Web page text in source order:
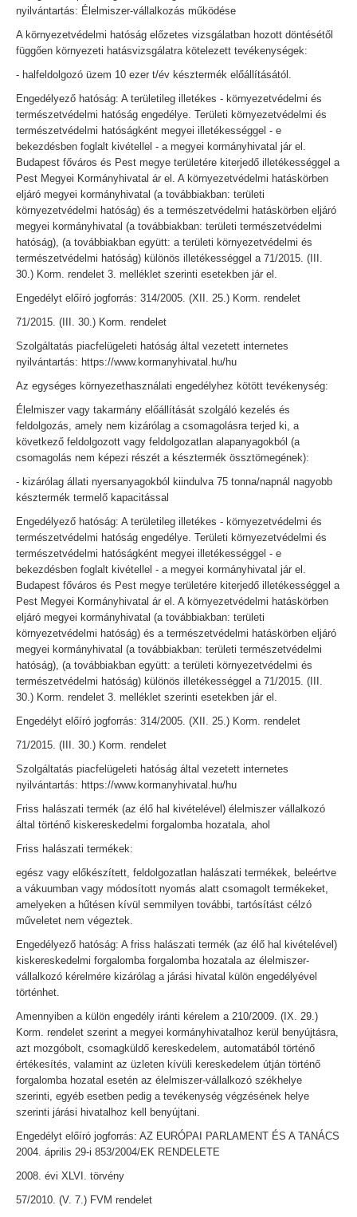
nyilvántartás: Élelmiszer-vállalkozás működése
A környezetvédelmi hatóság előzetes vizsgálatban hozott döntésétől
függően környezeti hatásvizsgálatra kötelezett tevékenységek:
- halfeldolgozó üzem 10 ezer t/év késztermék előállításától.
Engedélyező hatóság: A területileg illetékes - környezetvédelmi és
természetvédelmi hatóság engedélye. Területi környezetvédelmi és
természetvédelmi hatóságként megyei illetékességgel - e
bekezdésben foglalt kivétellel - a megyei kormányhivatal jár el.
Budapest főváros és Pest megye területére kiterjedő illetékességgel a
Pest Megyei Kormányhivatal ár el. A környezetvédelmi hatáskörben
eljáró megyei kormányhivatal (a továbbiakban: területi
környezetvédelmi hatóság) és a természetvédelmi hatáskörben eljáró
megyei kormányhivatal (a továbbiakban: területi természetvédelmi
hatóság), (a továbbiakban együtt: a területi környezetvédelmi és
természetvédelmi hatóság) különös illetékességgel a 71/2015. (III.
30.) Korm. rendelet 3. melléklet szerinti esetekben jár el.
Engedélyt előíró jogforrás: 314/2005. (XII. 25.) Korm. rendelet
71/2015. (III. 30.) Korm. rendelet
Szolgáltatás piacfelügeleti hatóság által vezetett internetes
nyilvántartás: https://www.kormanyhivatal.hu/hu
Az egységes környezethasználati engedélyhez kötött tevékenység:
Élelmiszer vagy takarmány előállítását szolgáló kezelés és
feldolgozás, amely nem kizárólag a csomagolásra terjed ki, a
következő feldolgozott vagy feldolgozatlan alapanyagokból (a
csomagolás nem képezi részét a késztermék össztömegének):
- kizárólag állati nyersanyagokból kiindulva 75 tonna/napnál nagyobb
késztermék termelő kapacitással
Engedélyező hatóság: A területileg illetékes - környezetvédelmi és
természetvédelmi hatóság engedélye. Területi környezetvédelmi és
természetvédelmi hatóságként megyei illetékességgel - e
bekezdésben foglalt kivétellel - a megyei kormányhivatal jár el.
Budapest főváros és Pest megye területére kiterjedő illetékességgel a
Pest Megyei Kormányhivatal ár el. A környezetvédelmi hatáskörben
eljáró megyei kormányhivatal (a továbbiakban: területi
környezetvédelmi hatóság) és a természetvédelmi hatáskörben eljáró
megyei kormányhivatal (a továbbiakban: területi természetvédelmi
hatóság), (a továbbiakban együtt: a területi környezetvédelmi és
természetvédelmi hatóság) különös illetékességgel a 71/2015. (III.
30.) Korm. rendelet 3. melléklet szerinti esetekben jár el.
Engedélyt előíró jogforrás: 314/2005. (XII. 25.) Korm. rendelet
71/2015. (III. 30.) Korm. rendelet
Szolgáltatás piacfelügeleti hatóság által vezetett internetes
nyilvántartás: https://www.kormanyhivatal.hu/hu
Friss halászati termék (az élő hal kivételével) élelmiszer vállalkozó
által történő kiskereskedelmi forgalomba hozatala, ahol
Friss halászati termékek:
egész vagy előkészített, feldolgozatlan halászati termékek, beleértve
a vákuumban vagy módosított nyomás alatt csomagolt termékeket,
amelyeken a hűtésen kívül semmilyen további, tartósítást célzó
műveletet nem végeztek.
Engedélyező hatóság: A friss halászati termék (az élő hal kivételével)
kiskereskedelmi forgalomba forgalomba hozatala az élelmiszer-
vállalkozó kérelmére kizárólag a járási hivatal külön engedélyével
történhet.
Amennyiben a külön engedély iránti kérelem a 210/2009. (IX. 29.)
Korm. rendelet szerint a megyei kormányhivatalhoz kerül benyújtásra,
azt mozgóbolt, csomagküldő kereskedelem, automatából történő
értékesítés, valamint az üzleten kívüli kereskedelem útján történő
forgalomba hozatal esetén az élelmiszer-vállalkozó székhelye
szerinti, egyéb esetben pedig a tevékenység végzésének helye
szerinti járási hivatalhoz kell benyújtani.
Engedélyt előíró jogforrás: AZ EURÓPAI PARLAMENT ÉS A TANÁCS
2004. április 29-i 853/2004/EK RENDELETE
2008. évi XLVI. törvény
57/2010. (V. 7.) FVM rendelet